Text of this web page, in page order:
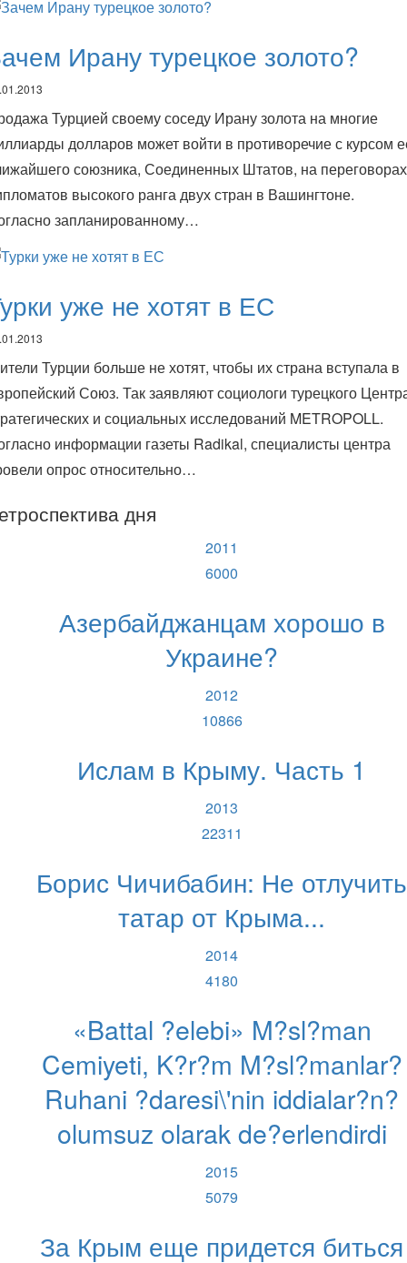
Ирану турецкое золото?
Турцией своему соседу Ирану золота на многие
долларов может войти в противоречие с курсом
союзника, Соединенных Штатов, на переговорах
высокого ранга двух стран в Вашингтоне.
запланированному…
уже не хотят в ЕС
Турции больше не хотят, чтобы их страна вступала в
Союз. Так заявляют социологи турецкого
и социальных исследований METROPOLL.
информации газеты Radikal, специалисты центра
опрос относительно…
дня
2011
6000
Азербайджанцам хорошо в
Украине?
2012
10866
Ислам в Крыму. Часть 1
2013
22311
Борис Чичибабин: Не отлучить
татар от Крыма...
2014
4180
«Battal ?elebi» M?sl?man
Cemiyeti, K?r?m M?sl?manlar?
Ruhani ?daresi\'nin iddialar?n?
olumsuz olarak de?erlendirdi
2015
5079
За Крым еще придется биться